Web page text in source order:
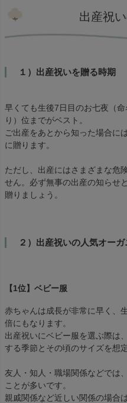
出産祝
１）出産祝いを贈る時期
早くても生後7日目のお七夜（
り）位までがベスト。
ご出産をあとから知った場合に
に贈ります。
ただし、出産にはさまざまな危
せん。必ず無事の出産の知らせ
贈りましょう。
２）出産祝いの人気オー
【1位】ベビー服
赤ちゃんは成長が非常に早く、
倍にもなります。
出産祝いにベビー服を選ぶ際は
する季節とその頃のサイズを想
友人・知人・職場関係などでは
ことが多いです。
親戚関係など近しい関係の場合